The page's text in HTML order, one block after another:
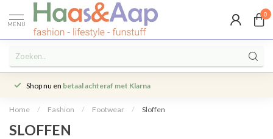
MENU
0
Shop nu en betaal achteraf met Klarna
Home / Fashion / Footwear / Sloffen
SLOFFEN